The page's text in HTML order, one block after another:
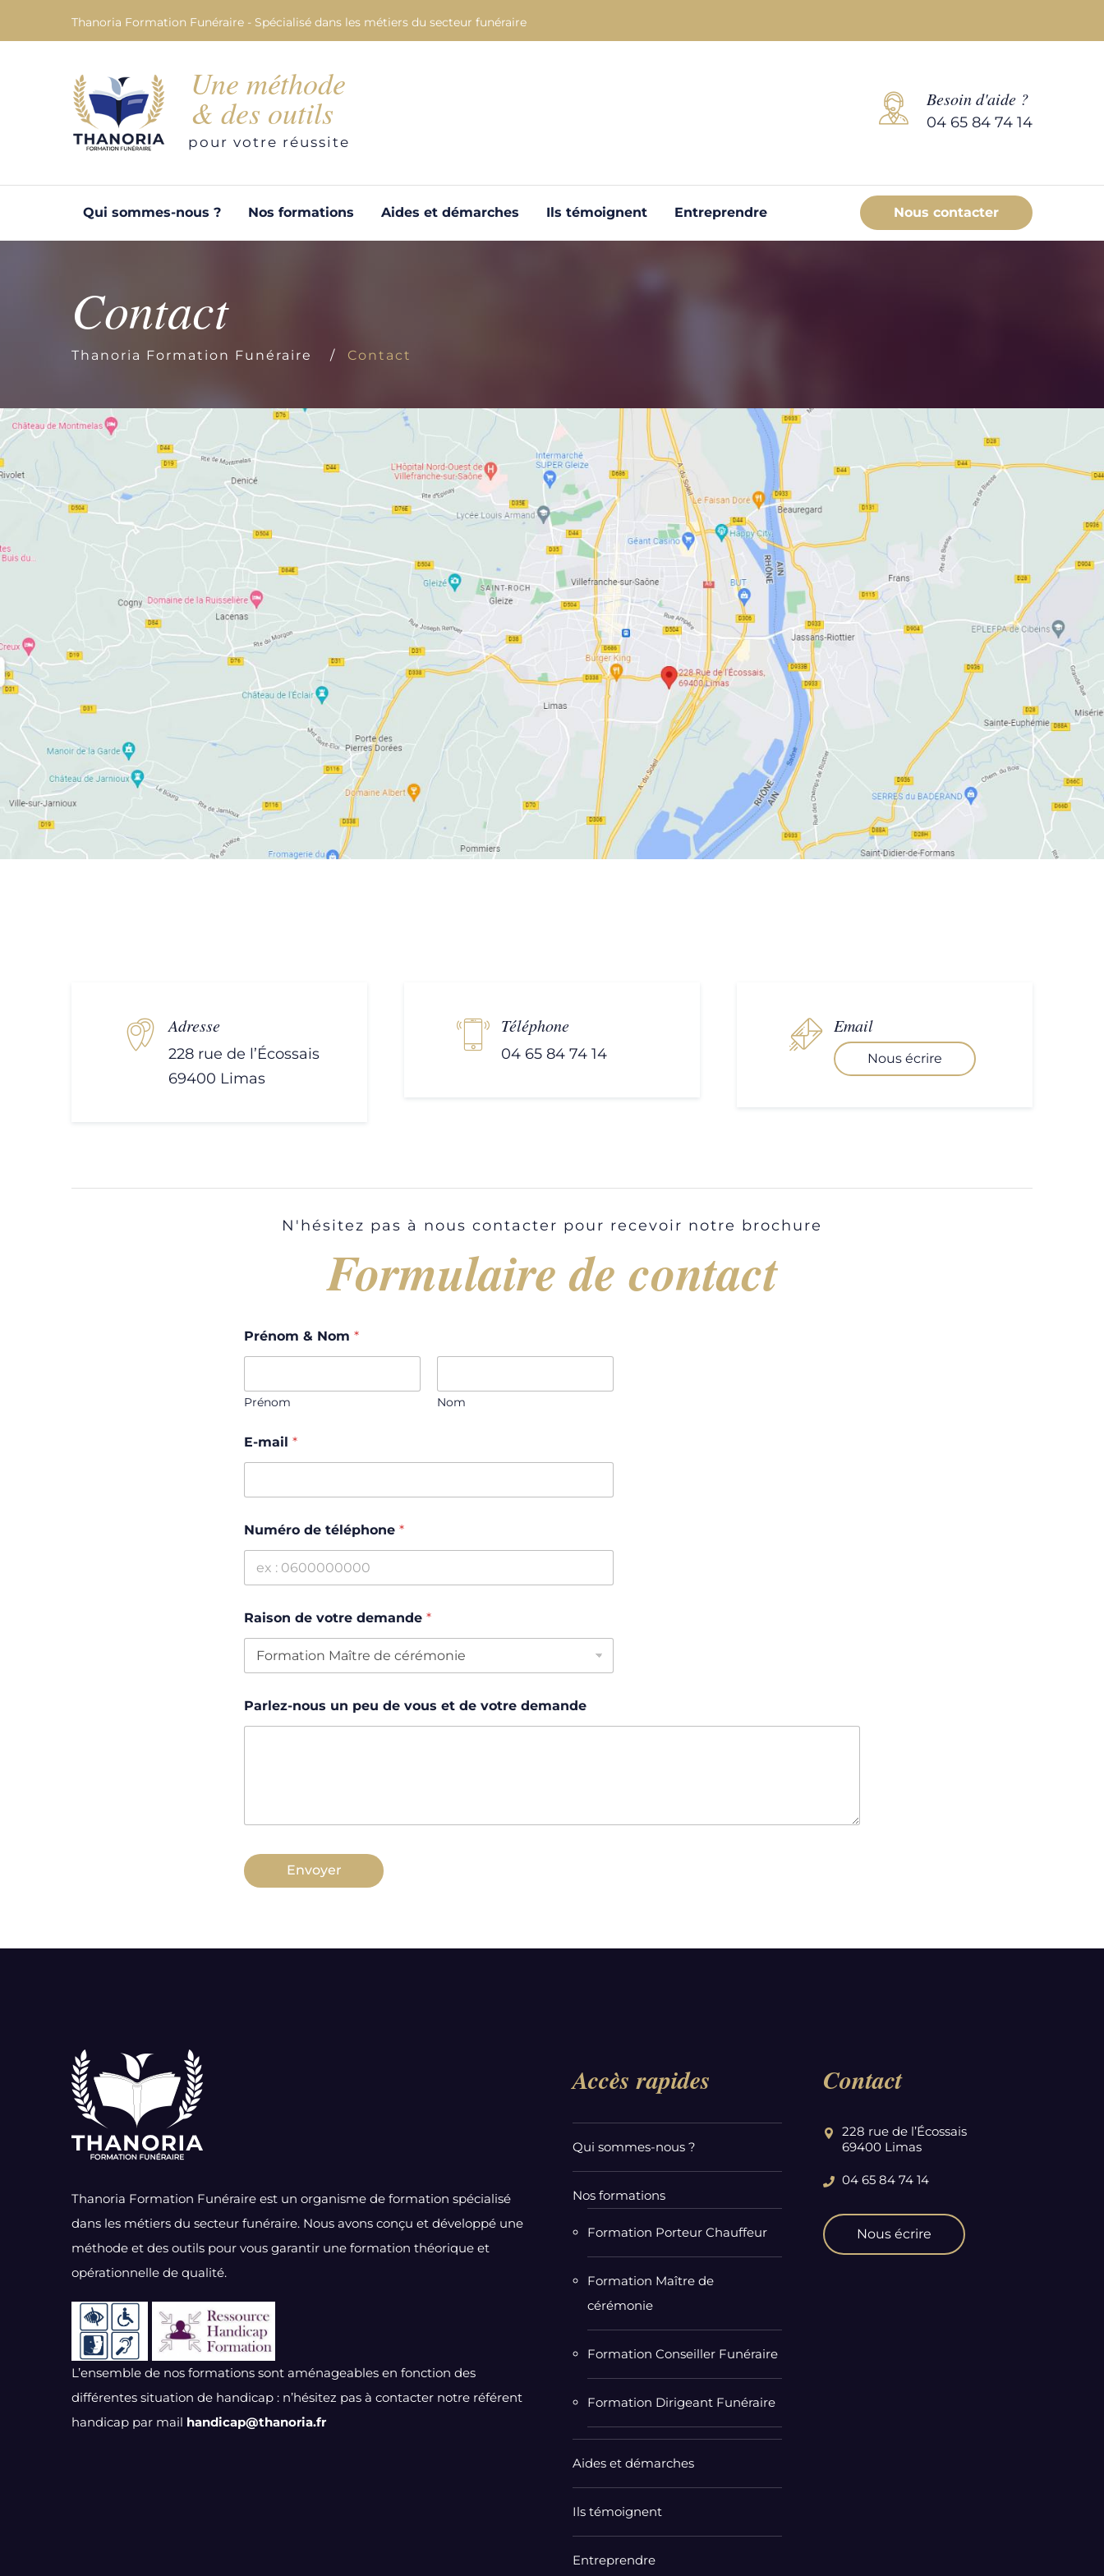
Thanoria Formation Funéraire - Spécialisé dans les métiers du secteur funéraire
Une méthode
& des outils
pour votre réussite
Besoin d'aide ?
04 65 84 74 14
Qui sommes-nous ? Nos formations Aides et démarches Ils témoignent Entreprendre Nous contacter
Contact
Thanoria Formation Funéraire Contact
Adresse
228 rue de l’Écossais
69400 Limas
Téléphone
04 65 84 74 14
Email
Nous écrire
N'hésitez pas à nous contacter pour recevoir notre brochure
Formulaire de contact
Prénom & Nom *
Prénom Nom
E-mail *
Numéro de téléphone *
Raison de votre demande *
Parlez-nous un peu de vous et de votre demande
Envoyer
Thanoria Formation Funéraire est un organisme de formation spécialisé
dans les métiers du secteur funéraire. Nous avons conçu et développé une
méthode et des outils pour vous garantir une formation théorique et
opérationnelle de qualité.
L’ensemble de nos formations sont aménageables en fonction des
différentes situation de handicap : n’hésitez pas à contacter notre référent
handicap par mail handicap@thanoria.fr
Accès rapides
Qui sommes-nous ?
Nos formations
Formation Porteur Chauffeur
Formation Maître de
cérémonie
Formation Conseiller Funéraire
Formation Dirigeant Funéraire
Aides et démarches
Ils témoignent
Entreprendre
Contact
228 rue de l’Écossais
69400 Limas
04 65 84 74 14
Nous écrire